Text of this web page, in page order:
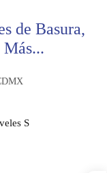
de Basura,
S